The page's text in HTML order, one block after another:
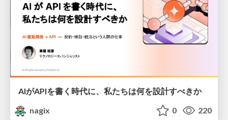
AIがAPIを書く時代に、私たちは何を設計すべきか
nagix
0 220